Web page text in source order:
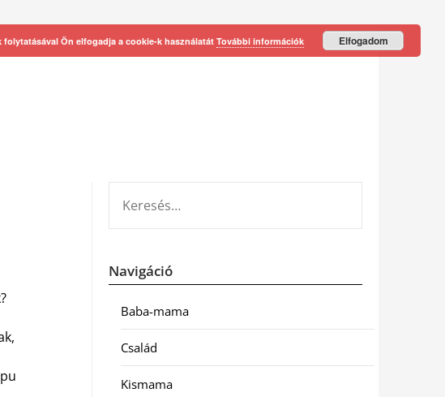
Navigáció
Baba-mama
Család
Kismama
Ön elfogadja a cookie-k használatátTovábbi információk Elfogadom